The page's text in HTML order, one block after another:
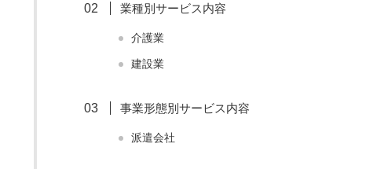
業種別サービス内容
介護業
建設業
事業形態別サービス内容
派遣会社